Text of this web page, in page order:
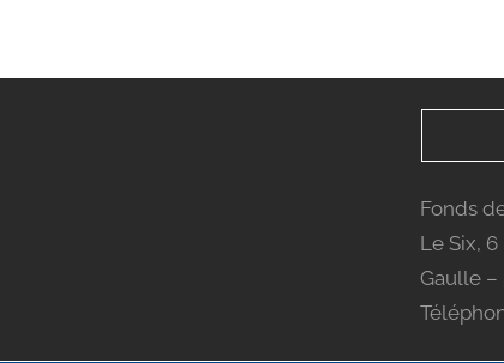
Fonds
Le Six,
Gaulle –